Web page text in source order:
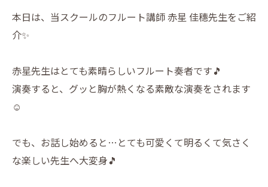
本日は、当スクールのフルート講師 赤星 佳穗先生をご紹
介✨
赤星先生はとても素晴らしいフルート奏者です🎵
演奏すると、グッと胸が熱くなる素敵な演奏をされます
☺️
でも、お話し始めると…とても可愛くて明るくて気さく
な楽しい先生へ大変身🎵